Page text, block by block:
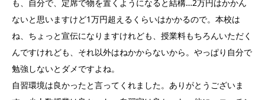
も、自分で、定席で物を置くようになると結構…2万円はかかん
ないと思いますけど1万円超えるくらいはかかるので。本校は
ね、ちょっと宣伝になりますけれども、授業料もちろんいただく
んですけれども、それ以外はねかからないから。やっぱり自分で
勉強しないとダメですよね。
自習環境は良かったと言ってくれました。ありがとうございま